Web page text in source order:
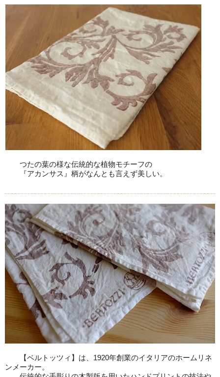
つたの葉の様な伝統的な植物モチーフの
『アカンサス』柄がなんとも言えず美しい。
【ベルトッツィ】は、1920年創業のイタリアのホームリネ
ンメーカー。